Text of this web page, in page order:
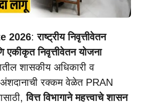
2026:राष्ट्रीय निवृत्तीवेतन
निवृत्तीवेतन योजना
शासकीय अधिकारी व
अंशदानाची रक्कम वेळेत PRAN
वित्त विभागाने महत्त्वाचे शासन